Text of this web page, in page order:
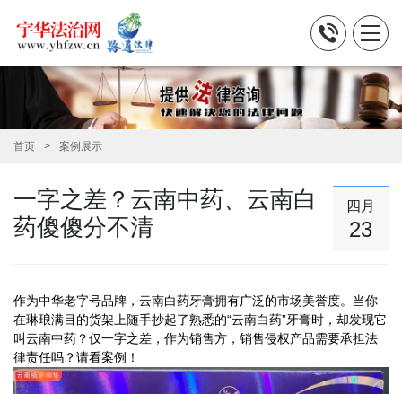
首页 案例展示
一字之差？云南中药、云南白
药傻傻分不清
四月
23
作为中华老字号品牌，云南白药牙膏拥有广泛的市场美誉度。当你
在琳琅满目的货架上随手抄起了熟悉的“云南白药”牙膏时，却发现它
叫云南中药？仅一字之差，作为销售方，销售侵权产品需要承担法
律责任吗？请看案例！